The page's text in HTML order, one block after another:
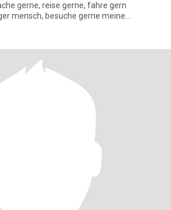
gerne, reise gerne, fahre gern
mensch, besuche gerne meine